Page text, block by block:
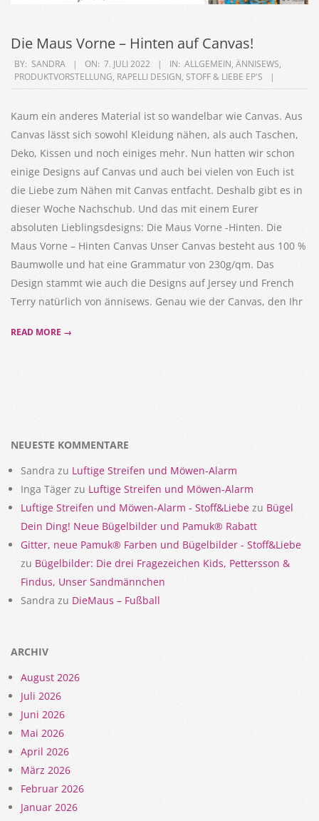
Die Maus Vorne – Hinten auf Canvas!
2022-
07-
BY: SANDRA ON: 7. JULI 2022 IN: ALLGEMEIN, ÄNNISEWS,
PRODUKTVORSTELLUNG, RAPELLI DESIGN, STOFF & LIEBE EP'S
Kaum ein anderes Material ist so wandelbar wie Canvas. Aus
Canvas lässt sich sowohl Kleidung nähen, als auch Taschen,
Deko, Kissen und noch einiges mehr. Nun hatten wir schon
einige Designs auf Canvas und auch bei vielen von Euch ist
die Liebe zum Nähen mit Canvas entfacht. Deshalb gibt es in
dieser Woche Nachschub. Und das mit einem Eurer
absoluten Lieblingsdesigns: Die Maus Vorne -Hinten. Die
Maus Vorne – Hinten Canvas Unser Canvas besteht aus 100 %
Baumwolle und hat eine Grammatur von 230g/qm. Das
Design stammt wie auch die Designs auf Jersey und French
Terry natürlich von ännisews. Genau wie der Canvas, den Ihr
READ MORE →
NEUESTE KOMMENTARE
Sandra zu Luftige Streifen und Möwen-Alarm
Inga Täger zu Luftige Streifen und Möwen-Alarm
Luftige Streifen und Möwen-Alarm - Stoff&Liebe zu Bügel
Dein Ding! Neue Bügelbilder und Pamuk® Rabatt
Gitter, neue Pamuk® Farben und Bügelbilder - Stoff&Liebe
zu Bügelbilder: Die drei Fragezeichen Kids, Pettersson &
Findus, Unser Sandmännchen
Sandra zu DieMaus – Fußball
ARCHIV
August 2026
Juli 2026
Juni 2026
Mai 2026
April 2026
März 2026
Februar 2026
Januar 2026